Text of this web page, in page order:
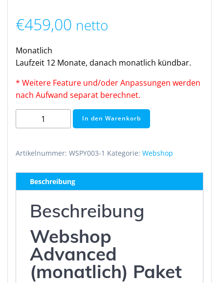
€459,00 netto
Monatlich
Laufzeit 12 Monate, danach monatlich kündbar.
* Weitere Feature und/oder Anpassungen werden
nach Aufwand separat berechnet.
Webshop
Advanced
Menge
In den Warenkorb
Artikelnummer: WSPY003-1 Kategorie: Webshop
Beschreibung
Beschreibung
Webshop
Advanced
(monatlich) Paket